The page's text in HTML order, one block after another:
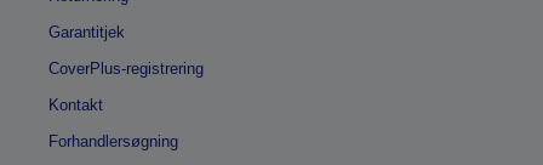
Garantitjek
CoverPlus-registrering
Kontakt
Forhandlersøgning